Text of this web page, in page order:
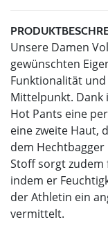
Unsere Damen
gewünschten
Funktionalität
Mittelpunkt. Dank
Hot Pants eine
eine zweite Haut,
dem
Stoff sorgt
indem er
der Athletin ein
vermittelt.